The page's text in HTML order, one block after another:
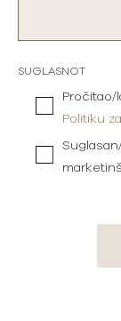
SUGLASNOT
Pročitao/
Politiku